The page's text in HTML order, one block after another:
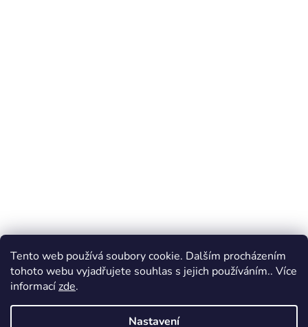
Tento web používá soubory cookie. Dalším procházením
tohoto webu vyjadřujete souhlas s jejich používáním.. Více
informacízde.
Nastavení